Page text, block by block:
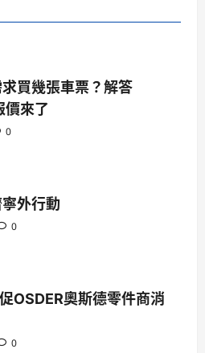
買幾張車票？解答
價來了
0
外行動
0
OSDER奧斯德零件商消
0